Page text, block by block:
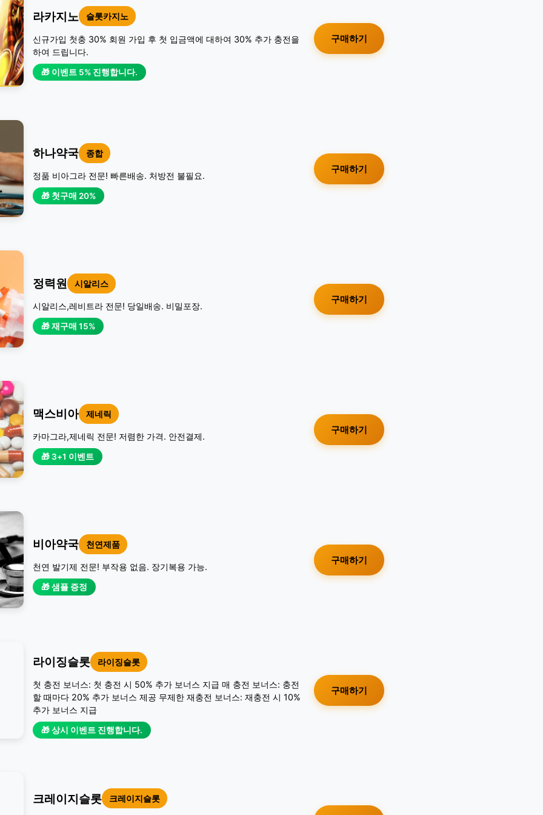
라카지노 슬롯카지노
신규가입 첫충 30% 회원 가입 후 첫 입금액에 대하여 30% 추가 충전을
하여 드립니다.
🎁 이벤트 5% 진행합니다.
구매하기
하나약국 종합
정품 비아그라 전문! 빠른배송. 처방전 불필요.
🎁 첫구매 20%
구매하기
정력원 시알리스
시알리스,레비트라 전문! 당일배송. 비밀포장.
🎁 재구매 15%
구매하기
맥스비아 제네릭
카마그라,제네릭 전문! 저렴한 가격. 안전결제.
🎁 3+1 이벤트
구매하기
비아약국 천연제품
천연 발기제 전문! 부작용 없음. 장기복용 가능.
🎁 샘플 증정
구매하기
라이징슬롯 라이징슬롯
첫 충전 보너스: 첫 충전 시 50% 추가 보너스 지급 매 충전 보너스: 충전
할 때마다 20% 추가 보너스 제공 무제한 재충전 보너스: 재충전 시 10%
추가 보너스 지급
🎁 상시 이벤트 진행합니다.
구매하기
크레이지슬롯 크레이지슬롯